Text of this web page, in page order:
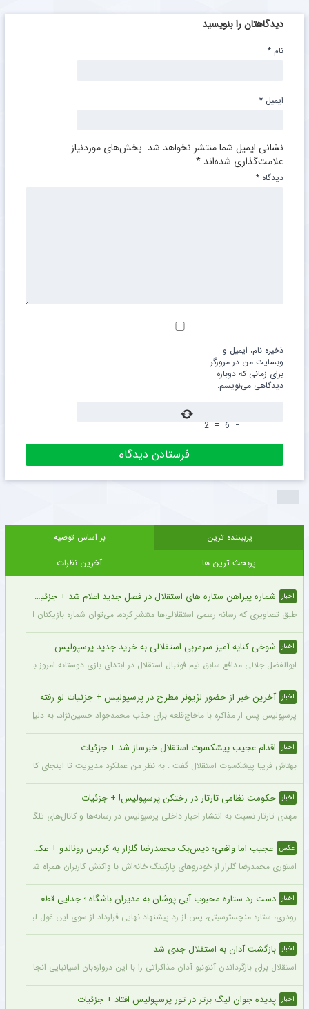
دیدگاهتان را بنویسید
نشانی ایمیل شما منتشر نخواهد شد. بخش‌های موردنیاز
علامت‌گذاری شده‌اند *
دیدگاه *
نام *
ایمیل *
ذخیره نام، ایمیل و
وبسایت من در مرورگر
برای زمانی که دوباره
دیدگاهی می‌نویسم.
−
6
=
2
پربیننده ترین
بر اساس توصیه
پربحث ترین ها
آخرین نظرات
اخبار شماره پیراهن ستاره های استقلال در فصل جدید اعلام شد + جزئیات
طبق تصاویری که رسانه رسمی استقلالی‌ها منتشر کرده، می‌توان شماره بازیکنان این
اخبار شوخی کنایه آمیز سرمربی استقلالی به خرید جدید پرسپولیس
ابوالفضل جلالی مدافع سابق تیم فوتبال استقلال در ابتدای بازی دوستانه امروز با
اخبار آخرین خبر از حضور لژیونر مطرح در پرسپولیس + جزئیات لو رفته
پرسپولیس پس از مذاکره با ماخاچ‌قلعه برای جذب محمدجواد حسین‌نژاد، به دلیل رقم
اخبار اقدام عجیب پیشکسوت استقلال خبرساز شد + جزئیات
بهتاش فریبا پیشکسوت استقلال گفت : به نظر من عملکرد مدیریت تا اینجای کار قابل
اخبار حکومت نظامی تارتار در رختکن پرسپولیس! + جزئیات
مهدی تارتار نسبت به انتشار اخبار داخلی پرسپولیس در رسانه‌ها و کانال‌های تلگرامی
عکس عجیب اما واقعی؛ دیس‌بک محمدرضا گلزار به کریس رونالدو + عکس
استوری محمدرضا گلزار از خودروهای پارکینگ خانه‌اش با واکنش کاربران همراه شده و
اخبار دست رد ستاره محبوب آبی پوشان به مدیران باشگاه ؛ جدایی قطعی است !
رودری، ستاره منچسترسیتی، پس از رد پیشنهاد نهایی قرارداد از سوی این غول لیگ
اخبار بازگشت آدان به استقلال جدی شد
استقلال برای بازگرداندن آنتونیو آدان مذاکراتی را با این دروازه‌بان اسپانیایی انجام داده و قرار است مذاکرات اوایل هفته نهایی
اخبار پدیده جوان لیگ برتر در تور پرسپولیس افتاد + جزئیات